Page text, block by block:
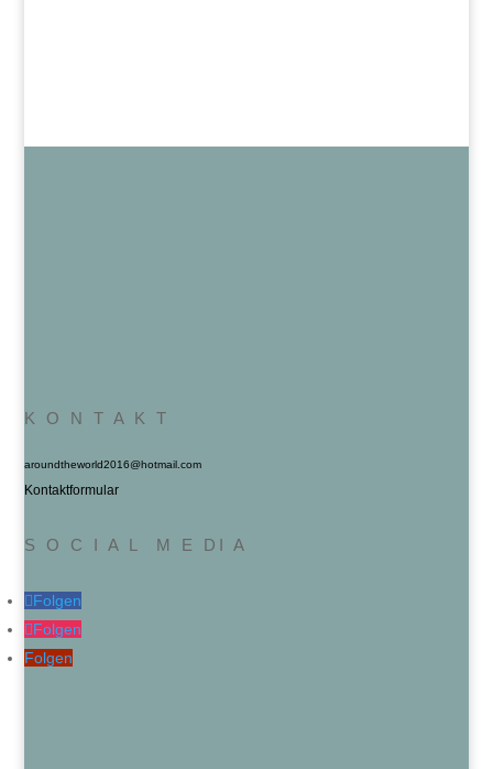
K O N T A K T
aroundtheworld2016@hotmail.com
Kontaktformular
S O C I A L M E DI A
Folgen
Folgen
Folgen